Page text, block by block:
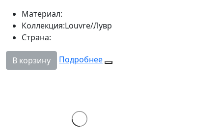
Материал:
Коллекция:Louvre/Лувр
Страна:
В корзину Подробнее